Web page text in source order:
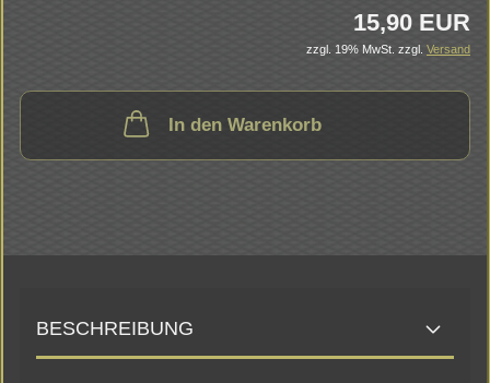
15,90 EUR
zzgl. 19% MwSt. zzgl. Versand
In den Warenkorb
BESCHREIBUNG